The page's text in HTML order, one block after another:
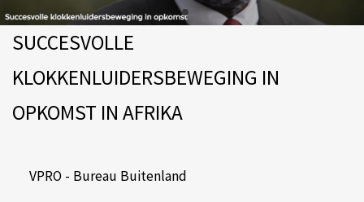
SUCCESVOLLE
KLOKKENLUIDERSBEWEGING IN
OPKOMST IN AFRIKA
VPRO - Bureau Buitenland